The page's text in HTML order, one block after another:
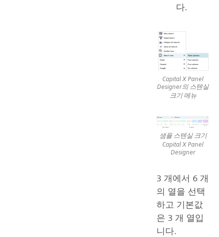
다.
Capital X Panel
Designer의 스텐실
크기 메뉴
샘플 스텐실 크기
Capital X Panel
Designer
3 개에서 6 개
의 열을 선택
하고 기본값
은 3 개 열입
니다.